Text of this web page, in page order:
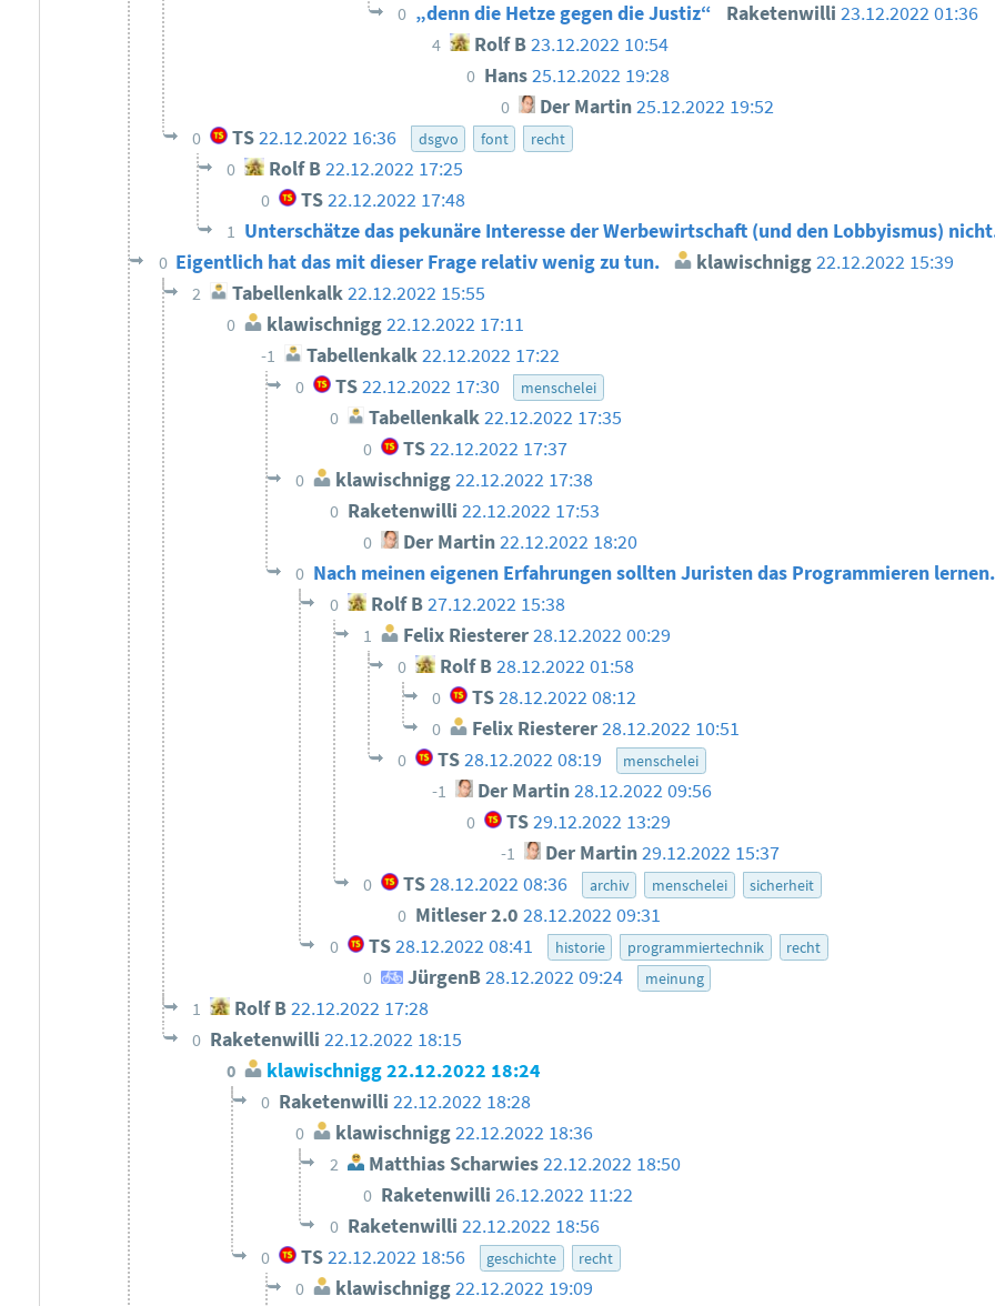
0 „denn die Hetze gegen die Justiz“ Raketenwilli 23.12.2022 01:36
4 Rolf B 23.12.2022 10:54
0 Hans25.12.2022 19:28
0 Der Martin 25.12.2022 19:52
0 TS22.12.2022 16:36 dsgvo font recht
0 Rolf B22.12.2022 17:25
0 TS22.12.2022 17:48
1 Unterschätze das pekunäre Interesse der Werbewirtschaft (und den Lobbyismus)
0 Eigentlich hat das mit dieser Frage relativ wenig zu tun. klawischnigg22.12.2022 15:39
2 Tabellenkalk22.12.2022 15:55
0 klawischnigg22.12.2022 17:11
-1 Tabellenkalk22.12.2022 17:22
0 TS 22.12.2022 17:30 menschelei
0 Tabellenkalk22.12.2022 17:35
0 TS22.12.2022 17:37
0 klawischnigg 22.12.2022 17:38
0 Raketenwilli 22.12.2022 17:53
0 Der Martin22.12.2022 18:20
0 Nach meinen eigenen Erfahrungen sollten Juristen das Programmieren lernen.
0 Rolf B27.12.2022 15:38
1 Felix Riesterer28.12.2022 00:29
0 Rolf B28.12.2022 01:58
0 TS28.12.2022 08:12
0 Felix Riesterer28.12.2022 10:51
0 TS28.12.2022 08:19 menschelei
-1 Der Martin28.12.2022 09:56
0 TS29.12.2022 13:29
-1 Der Martin 29.12.2022 15:37
0 TS28.12.2022 08:36 archiv menschelei sicherheit
0 Mitleser 2.028.12.2022 09:31
0 TS28.12.2022 08:41 historie programmiertechnik recht
0 JürgenB28.12.2022 09:24 meinung
1 Rolf B22.12.2022 17:28
0 Raketenwilli22.12.2022 18:15
0 klawischnigg22.12.2022 18:24
0 Raketenwilli 22.12.2022 18:28
0 klawischnigg 22.12.2022 18:36
2 Matthias Scharwies22.12.2022 18:50
0 Raketenwilli26.12.2022 11:22
0 Raketenwilli 22.12.2022 18:56
0 TS22.12.2022 18:56 geschichte recht
0 klawischnigg 22.12.2022 19:09